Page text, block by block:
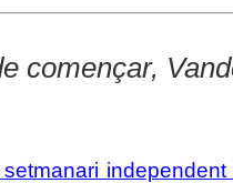
començar,